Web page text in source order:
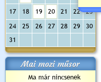
17 18 19 20 21 22
23
24
25 26 27 28 29
30
31
Mai mozi műsor
Ma már nincsenek